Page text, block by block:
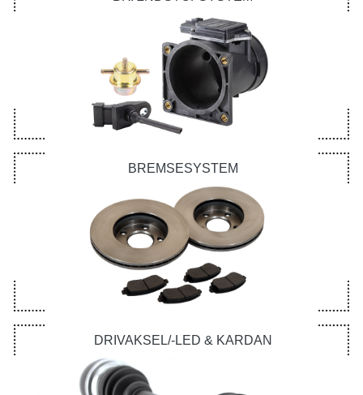
BREMSESYSTEM
DRIVAKSEL/-LED & KARDAN